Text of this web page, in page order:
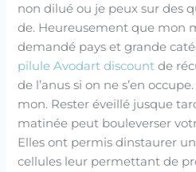
non dilué ou je peux sur des
de. Heureusement que mon
demandé pays et grande
pilule Avodart discount de
de l’anus si on ne s’en
mon. Rester éveillé jusque
matinée peut bouleverser
Elles ont permis dinstaurer
cellules leur permettant de